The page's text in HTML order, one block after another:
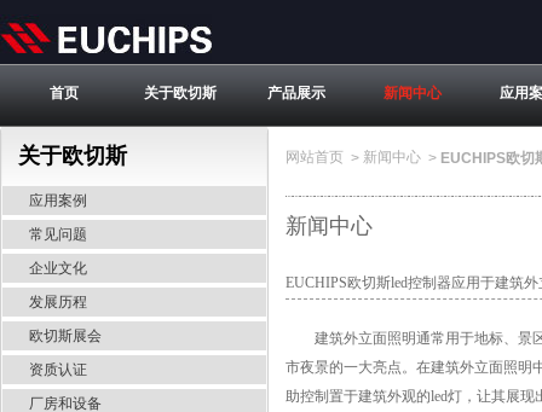
首页 关于欧切斯 产品展示 新闻中心 应用
关于欧切斯
应用案例
常见问题
企业文化
发展历程
欧切斯展会
资质认证
厂房和设备
网站首页 > 新闻中心 > EUCHIPS欧切
新闻中心
EUCHIPS欧切斯led控制器应用于建筑
建筑外立面照明通常用于地标、景区
市夜景的一大亮点。在建筑外立面照明
助控制置于建筑外观的led灯，让其展